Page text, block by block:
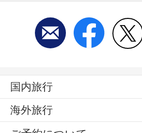
国内旅行
海外旅行